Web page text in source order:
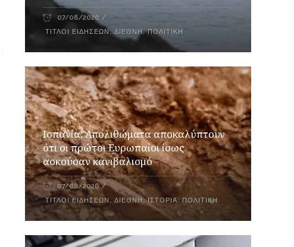
07/08/2026
ΤΊΤΛΟΙ ΕΙΔΉΣΕΩΝ,ΔΙΕΘΝΉ,ΠΟΛΙΤΙΚΉ
Ισπανία: Απολιθώματα αποκαλύπτουν
ότι οι πρώτοι Ευρωπαίοι ίσως
ασκούσαν κανιβαλισμό
07/08/2026
ΤΊΤΛΟΙ ΕΙΔΉΣΕΩΝ ,ΔΙΕΘΝΉ,ΙΣΤΟΡΊΑ, ΠΟΛΙΤΙΚΉ